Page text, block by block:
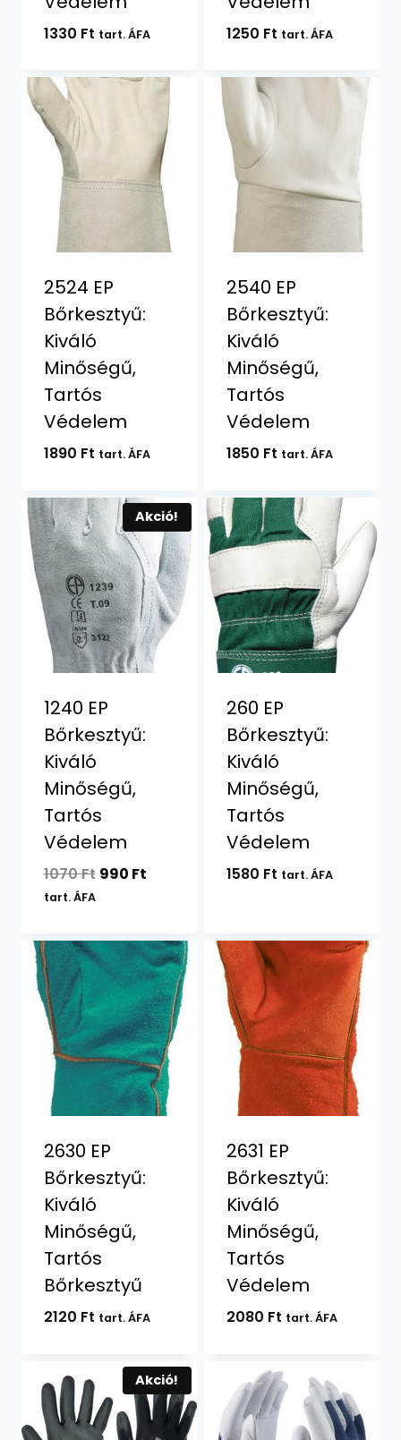
1330 Ft tart. ÁFA 1250 Ft tart. ÁFA
2524 EP
Bőrkesztyű:
Kiváló
Minőségű,
Tartós
Védelem
1890 Ft tart. ÁFA
2540 EP
Bőrkesztyű:
Kiváló
Minőségű,
Tartós
Védelem
1850 Ft tart. ÁFA
Akció!
1240 EP
Bőrkesztyű:
Kiváló
Minőségű,
Tartós
Védelem
1070Ft Original
1070 Ft.
990 FtCurrent
990 Ft.
tart. ÁFA
260 EP
Bőrkesztyű:
Kiváló
Minőségű,
Tartós
Védelem
1580 Ft tart. ÁFA
2630 EP
Bőrkesztyű:
Kiváló
Minőségű,
Tartós
Bőrkesztyű
2120 Ft tart. ÁFA
2631 EP
Bőrkesztyű:
Kiváló
Minőségű,
Tartós
Védelem
2080 Ft tart. ÁFA
Akció!